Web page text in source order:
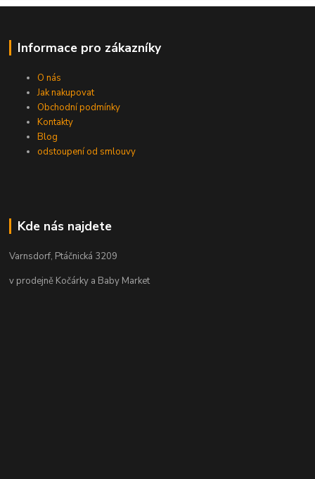
Informace pro zákazníky
O nás
Jak nakupovat
Obchodní podmínky
Kontakty
Blog
odstoupení od smlouvy
Kde nás najdete
Varnsdorf, Ptáčnická 3209
v prodejně Kočárky a Baby Market